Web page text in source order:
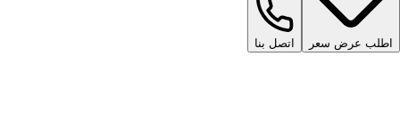
اطلب عرض سعر اتصل بنا